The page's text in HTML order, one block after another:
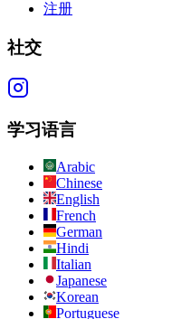
注册
社交
学习语言
Arabic
Chinese
English
French
German
Hindi
Italian
Japanese
Korean
Portuguese